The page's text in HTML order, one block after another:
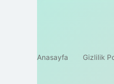
Anasayfa Gizlilik